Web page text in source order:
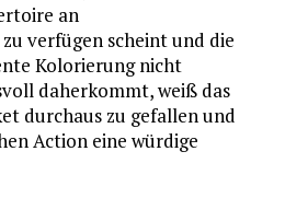
an
verfügen scheint und die
Kolorierung nicht
daherkommt, weiß das
durchaus zu gefallen und
Action eine würdige